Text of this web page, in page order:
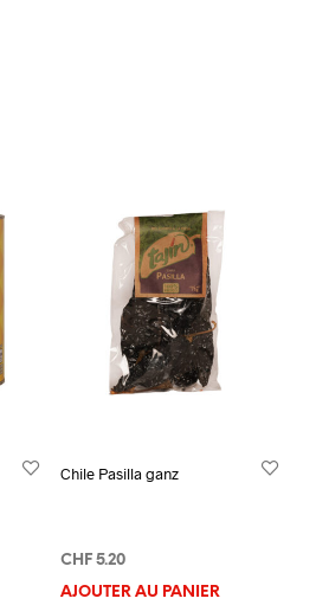
Chile Pasilla ganz
CHF5.20
AJOUTER AU PANIER